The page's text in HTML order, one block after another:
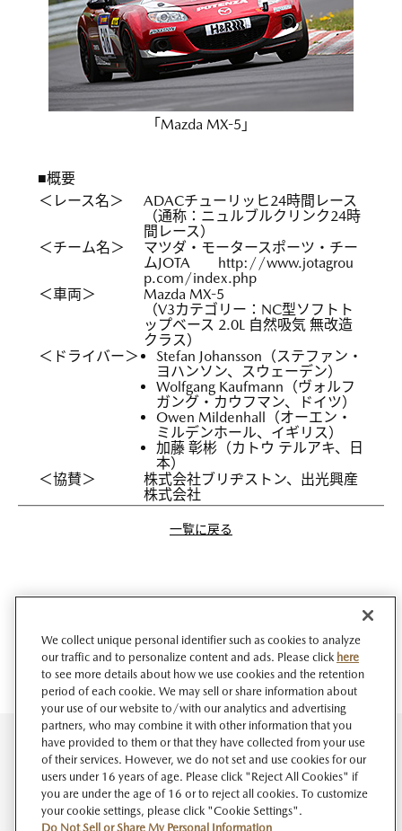
「Mazda MX-5」
■概要
＜レース名＞
ADACチューリッヒ24時間レース
（通称：ニュルブルクリンク24時
間レース）
＜チーム名＞
マツダ・モータースポーツ・チー
ムJOTA
http://www.jotagrou
p.com/index.php
＜車両＞
Mazda MX-5
（V3カテゴリー：NC型ソフトト
ップベース 2.0L 自然吸気 無改造
クラス）
＜ドライバー＞
Stefan Johansson（ステファン・
ヨハンソン、スウェーデン）
Wolfgang Kaufmann（ヴォルフ
ガング・カウフマン、ドイツ）
Owen Mildenhall（オーエン・
ミルデンホール、イギリス）
加藤 彰彬（カトウ テルアキ、日
本）
＜協賛＞
株式会社ブリヂストン、出光興産
株式会社
一覧に戻る
We collect unique personal identifier such as cookies to analyze
our traffic and to personalize content and ads. Please click here
to see more details about how we use cookies and the retention
period of each cookie. We may sell or share information about
your use of our website to/with our analytics and advertising
partners, who may combine it with other information that you
have provided to them or that they have collected from your use
of their services. However, we do not set and use cookies for our
users under 16 years of age. Please click "Reject All Cookies" if
you are under the age of 16 or to reject all cookies. To customize
your cookie settings, please click "Cookie Settings".
Do Not Sell or Share My Personal Information